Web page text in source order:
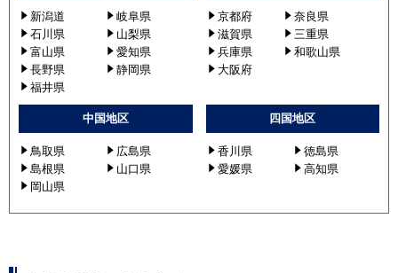
新潟道
岐阜県
石川県
山梨県
富山県
愛知県
長野県
静岡県
福井県
京都府
奈良県
滋賀県
三重県
兵庫県
和歌山県
大阪府
中国地区
鳥取県
広島県
島根県
山口県
岡山県
四国地区
香川県
徳島県
愛媛県
高知県